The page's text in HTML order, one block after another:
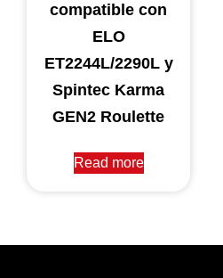
compatible con
ELO
ET2244L/2290L y
Spintec Karma
GEN2 Roulette
Read more